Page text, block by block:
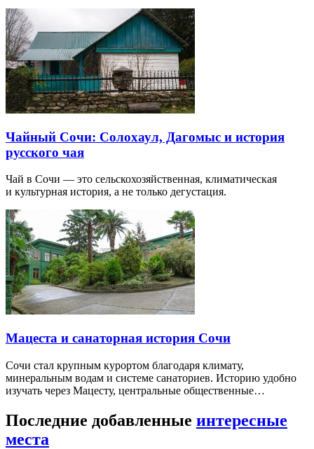
Чайный Сочи: Солохаул, Дагомыс и история
русского чая
Чай в Сочи — это сельскохозяйственная, климатическая
и культурная история, а не только дегустация.
Мацеста и санаторная история Сочи
Сочи стал крупным курортом благодаря климату,
минеральным водам и системе санаториев. Историю удобно
изучать через Мацесту, центральные общественные…
Последние добавленные интересные
места